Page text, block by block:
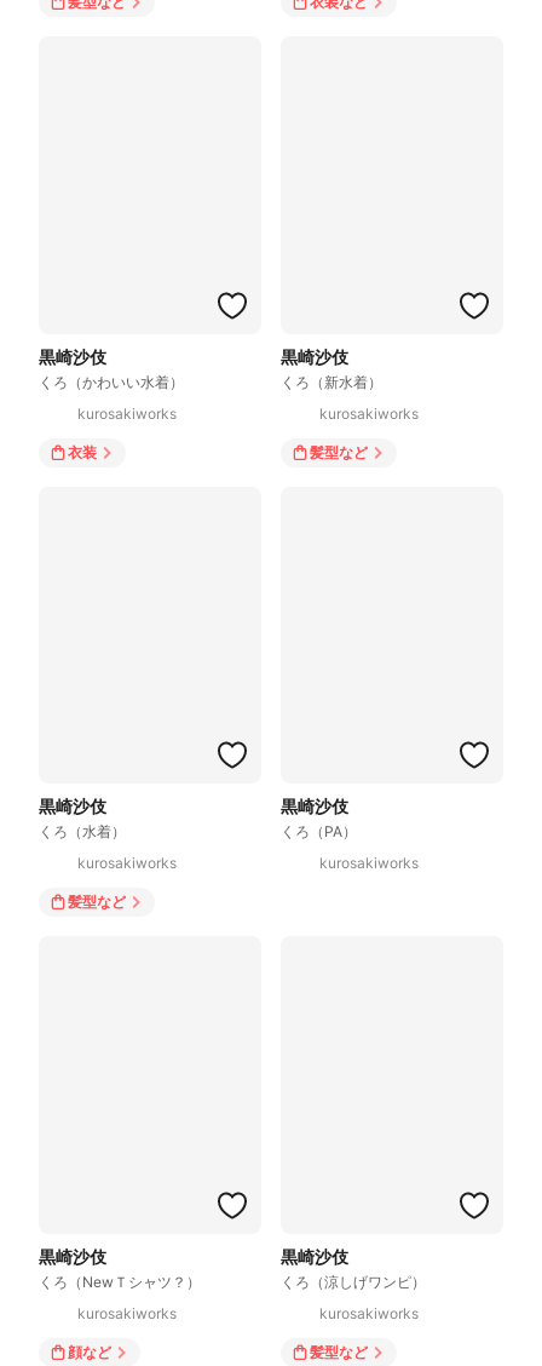
黒崎沙伎
くろ（かわいい水着）
kurosakiworks
衣装
黒崎沙伎
くろ（新水着）
kurosakiworks
髪型など
黒崎沙伎
くろ（水着）
kurosakiworks
髪型など
黒崎沙伎
くろ（PA）
kurosakiworks
黒崎沙伎
くろ（NewＴシャツ？）
kurosakiworks
顔など
黒崎沙伎
くろ（涼しげワンピ）
kurosakiworks
髪型など